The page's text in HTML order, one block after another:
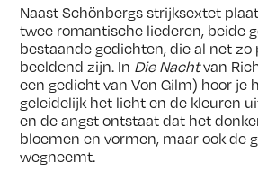
Naast Schönbergs strijksextet
twee romantische liederen, beide
bestaande gedichten, die al net zo
beeldend zijn. In Die Nachtvan
een gedicht van Von Gilm) hoor je
geleidelijk het licht en de kleuren
en de angst ontstaat dat het
bloemen en vormen, maar ook de
wegneemt.